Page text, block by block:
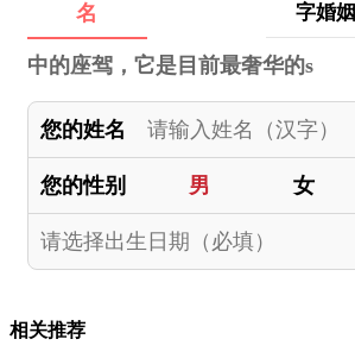
名
字婚姻
中的座驾，它是目前最奢华的s
您的姓名
您的性别 男 女
相关推荐